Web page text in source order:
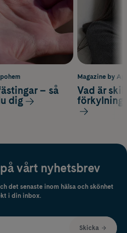
Magazine by
Vad är
förkylning
– så
dig
vårt nyhetsbrev
det senaste inom hälsa och skönhet
i din inbox.
Skicka